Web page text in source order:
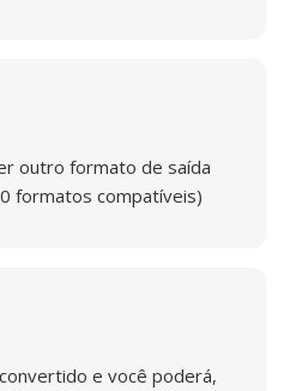
outro formato de saída
formatos compatíveis)
e você poderá,